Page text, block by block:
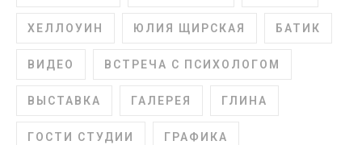
ХЕЛЛОУИН ЮЛИЯ ЩИРСКАЯ БАТИК
ВИДЕО ВСТРЕЧА С ПСИХОЛОГОМ
ВЫСТАВКА ГАЛЕРЕЯ ГЛИНА
ГОСТИ СТУДИИ ГРАФИКА